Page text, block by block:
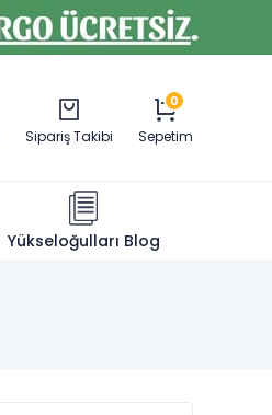
Sipariş Takibi
0
Sepetim
Yükseloğulları Blog